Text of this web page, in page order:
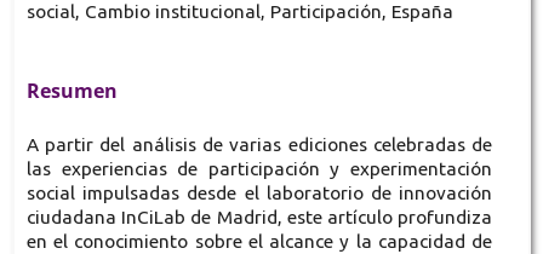
social, Cambio institucional, Participación, España
Resumen
A partir del análisis de varias ediciones celebradas de
las experiencias de participación y experimentación
social impulsadas desde el laboratorio de innovación
ciudadana InCiLab de Madrid, este artículo profundiza
en el conocimiento sobre el alcance y la capacidad de